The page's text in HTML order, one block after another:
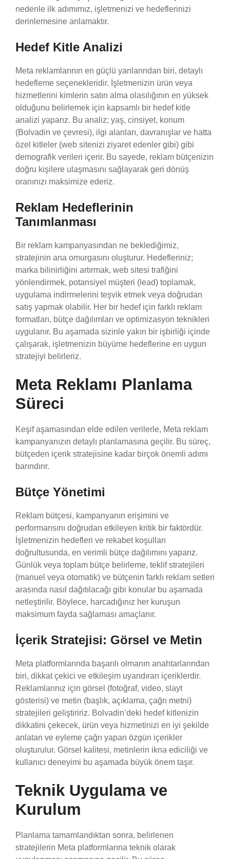
nedenle ilk adımımız, işletmenizi ve hedeflerinizi
derinlemesine anlamaktır.
Hedef Kitle Analizi
Meta reklamlarının en güçlü yanlarından biri, detaylı
hedefleme seçenekleridir. İşletmenizin ürün veya
hizmetlerini kimlerin satın alma olasılığının en yüksek
olduğunu belirlemek için kapsamlı bir hedef kitle
analizi yaparız. Bu analiz; yaş, cinsiyet, konum
(Bolvadin ve çevresi), ilgi alanları, davranışlar ve hatta
özel kitleler (web sitenizi ziyaret edenler gibi) gibi
demografik verileri içerir. Bu sayede, reklam bütçenizin
doğru kişilere ulaşmasını sağlayarak geri dönüş
oranınızı maksimize ederiz.
Reklam Hedeflerinin
Tanımlanması
Bir reklam kampanyasından ne beklediğimiz,
stratejinin ana omurgasını oluşturur. Hedefleriniz;
marka bilinirliğini artırmak, web sitesi trafiğini
yönlendirmek, potansiyel müşteri (lead) toplamak,
uygulama indirmelerini teşvik etmek veya doğrudan
satış yapmak olabilir. Her bir hedef için farklı reklam
formatları, bütçe dağılımları ve optimizasyon teknikleri
uygulanır. Bu aşamada sizinle yakın bir işbirliği içinde
çalışarak, işletmenizin büyüme hedeflerine en uygun
stratejiyi belirleriz.
Meta Reklamı Planlama
Süreci
Keşif aşamasından elde edilen verilerle, Meta reklam
kampanyanızın detaylı planlamasına geçilir. Bu süreç,
bütçeden içerik stratejisine kadar birçok önemli adımı
barındırır.
Bütçe Yönetimi
Reklam bütçesi, kampanyanın erişimini ve
performansını doğrudan etkileyen kritik bir faktördür.
İşletmenizin hedefleri ve rekabet koşulları
doğrultusunda, en verimli bütçe dağılımını yaparız.
Günlük veya toplam bütçe belirleme, teklif stratejileri
(manuel veya otomatik) ve bütçenin farklı reklam setleri
arasında nasıl dağıtılacağı gibi konular bu aşamada
netleştirilir. Böylece, harcadığınız her kuruşun
maksimum fayda sağlaması amaçlanır.
İçerik Stratejisi: Görsel ve Metin
Meta platformlarında başarılı olmanın anahtarlarından
biri, dikkat çekici ve etkileşim uyandıran içeriklerdir.
Reklamlarınız için görsel (fotoğraf, video, slayt
gösterisi) ve metin (başlık, açıklama, çağrı metni)
stratejileri geliştiririz. Bolvadin’deki hedef kitlenizin
dikkatini çekecek, ürün veya hizmetinizi en iyi şekilde
anlatan ve eyleme çağrı yapan özgün içerikler
oluşturulur. Görsel kalitesi, metinlerin ikna ediciliği ve
kullanıcı deneyimi bu aşamada büyük önem taşır.
Teknik Uygulama ve
Kurulum
Planlama tamamlandıktan sonra, belirlenen
stratejilerin Meta platformlarına teknik olarak